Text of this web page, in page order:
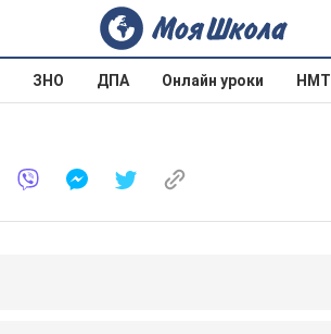
ЗНО ДПА Онлайн уроки НМТ